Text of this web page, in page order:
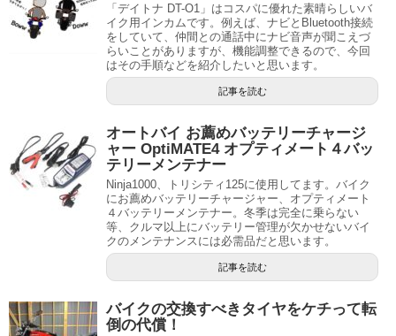
「デイトナ DT-O1」はコスパに優れた素晴らしいバ
イク用インカムです。例えば、ナビとBluetooth接続
をしていて、仲間との通話中にナビ音声が聞こえづ
らいことがありますが、機能調整できるので、今回
はその手順などを紹介したいと思います。
記事を読む
オートバイ お薦めバッテリーチャージ
ャー OptiMATE4 オプティメート４バッ
テリーメンテナー
Ninja1000、トリシティ125に使用してます。バイク
にお薦めバッテリーチャージャー、オプティメート
４バッテリーメンテナー。冬季は完全に乗らない
等、クルマ以上にバッテリー管理が欠かせないバイ
クのメンテナンスには必需品だと思います。
記事を読む
バイクの交換すべきタイヤをケチって転
倒の代償！